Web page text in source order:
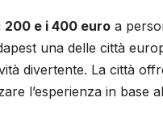
200 e i 400 euro a
una delle città
divertente. La città
l’esperienza in base al